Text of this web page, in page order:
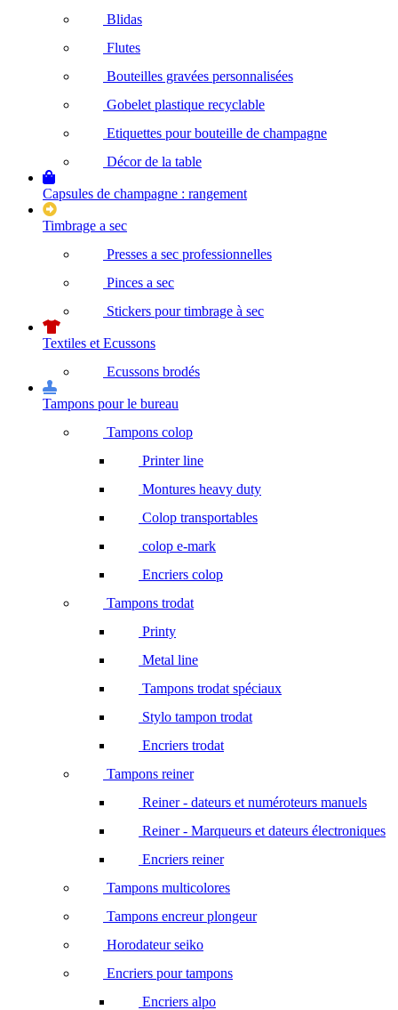
Blidas
Flutes
Bouteilles gravées personnalisées
Gobelet plastique recyclable
Etiquettes pour bouteille de champagne
Décor de la table
Capsules de champagne : rangement
Timbrage a sec
Presses a sec professionnelles
Pinces a sec
Stickers pour timbrage à sec
Textiles et Ecussons
Ecussons brodés
Tampons pour le bureau
Tampons colop
Printer line
Montures heavy duty
Colop transportables
colop e-mark
Encriers colop
Tampons trodat
Printy
Metal line
Tampons trodat spéciaux
Stylo tampon trodat
Encriers trodat
Tampons reiner
Reiner - dateurs et numéroteurs manuels
Reiner - Marqueurs et dateurs électroniques
Encriers reiner
Tampons multicolores
Tampons encreur plongeur
Horodateur seiko
Encriers pour tampons
Encriers alpo